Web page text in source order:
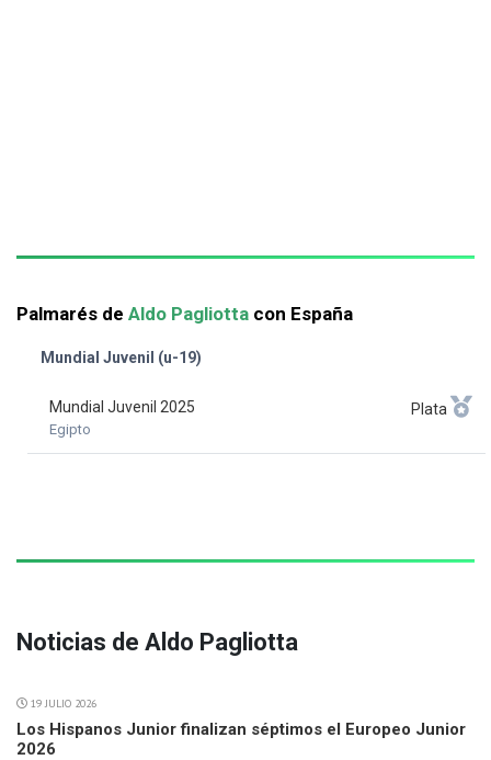
Palmarés de Aldo Pagliotta con España
Mundial Juvenil (u-19)
Mundial Juvenil 2025
Egipto
Plata
Noticias de Aldo Pagliotta
19 JULIO 2026
Los Hispanos Junior finalizan séptimos el Europeo Junior
2026